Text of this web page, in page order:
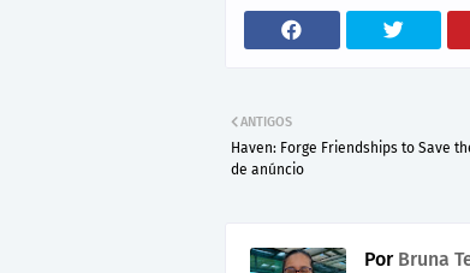
ANTIGOS
Haven: Forge Friendships to Save
de anúncio
PorBruna